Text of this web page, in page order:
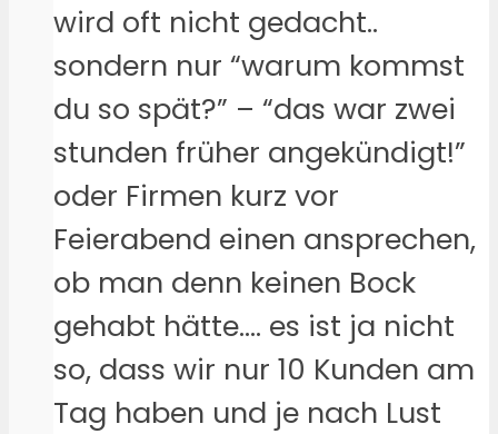
wird oft nicht gedacht..
sondern nur “warum kommst
du so spät?” – “das war zwei
stunden früher angekündigt!”
oder Firmen kurz vor
Feierabend einen ansprechen,
ob man denn keinen Bock
gehabt hätte…. es ist ja nicht
so, dass wir nur 10 Kunden am
Tag haben und je nach Lust